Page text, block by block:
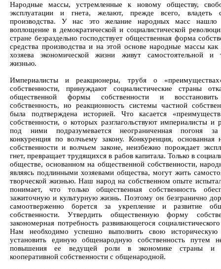
Народные массы, устремленные к новому обществу,
эксплуатации и гнета, желают, прежде всего, владеть
производства. У нас это желание народных масс нашло
воплощение в демократической и социалистической
стране безраздельно господствует общественная форма
средства производства и на этой основе народные массы
хозяева экономической жизни живут самостоятельной и
жизнью.
Империалисты и реакционеры, трубя о
собственности, принуждают социалистические страны
общественной формы собственности и
собственность, но реакционность системы частной
была подтверждена историей. Что касается
собственности, о которых разглагольствуют империалисты и
под ними подразумевается неограниченная погоня
конкуренция по волчьему закону. Конкуренция, основанная
собственности и волчьем законе, неизбежно порождает
гнет, превращает трудящихся в рабов капитала. Только в
обществе, основанном на общественной собственности,
являясь подлинными хозяевами общества, могут жить
творческой жизнью. Наш народ на собственном опыте
понимает, что только общественная собственность
зажиточную и культурную жизнь. Поэтому он безгранично
самоотверженно борется за укрепление и развитие
собственности. Утвердить общественную форму
закономерная потребность развивающегося
Нам необходимо успешно выполнить свою
установить единую общенародную собственность путем
повышения ее ведущей роли в экономике страны и
кооперативной собственности с общенародной.